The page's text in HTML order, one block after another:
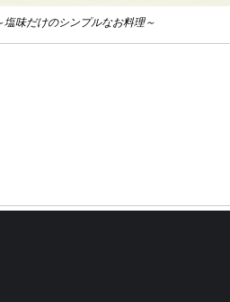
塩味だけのシンプルなお料理～